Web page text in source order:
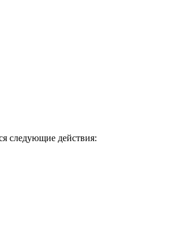
следующие действия: